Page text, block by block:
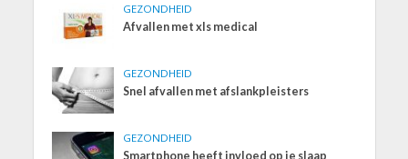
GEZONDHEID
Afvallen met xls medical
GEZONDHEID
Snel afvallen met afslankpleisters
GEZONDHEID
Smartphone heeft invloed op je slaap